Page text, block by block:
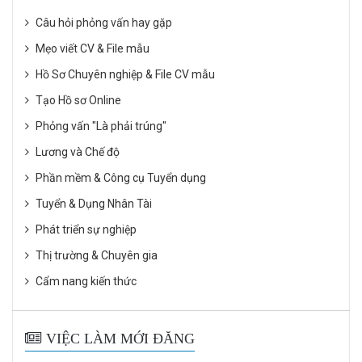
Câu hỏi phỏng vấn hay gặp
Mẹo viết CV & File mẫu
Hồ Sơ Chuyên nghiệp & File CV mẫu
Tạo Hồ sơ Online
Phỏng vấn "Là phải trúng"
Lương và Chế độ
Phần mềm & Công cụ Tuyển dụng
Tuyển & Dụng Nhân Tài
Phát triển sự nghiệp
Thị trường & Chuyên gia
Cẩm nang kiến thức
VIỆC LÀM MỚI ĐĂNG